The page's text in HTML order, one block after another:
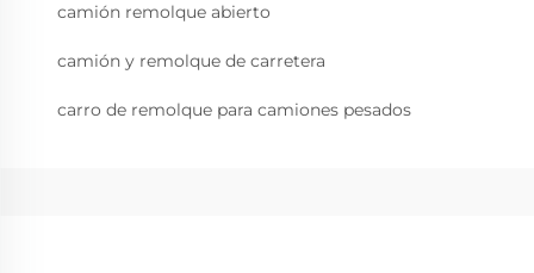
camión remolque abierto
camión y remolque de carretera
carro de remolque para camiones pesados